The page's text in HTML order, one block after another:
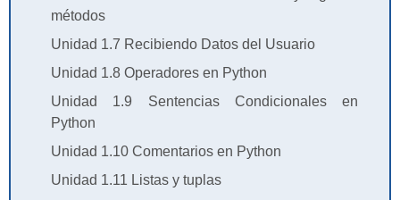
métodos
Unidad 1.7 Recibiendo Datos del Usuario
Unidad 1.8 Operadores en Python
Unidad 1.9 Sentencias Condicionales en
Python
Unidad 1.10 Comentarios en Python
Unidad 1.11 Listas y tuplas